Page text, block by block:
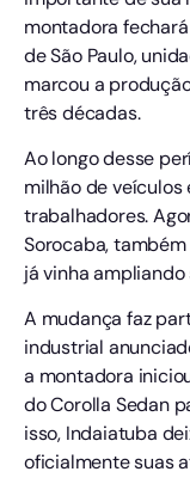
montadora
de São Paulo,
marcou a
três décadas.
Ao longo desse
milhão de veículos
trabalhadores.
Sorocaba,
já vinha
A mudança faz
industrial
a montadora
do Corolla Sedan
isso, Indaiatuba
oficialmente suas